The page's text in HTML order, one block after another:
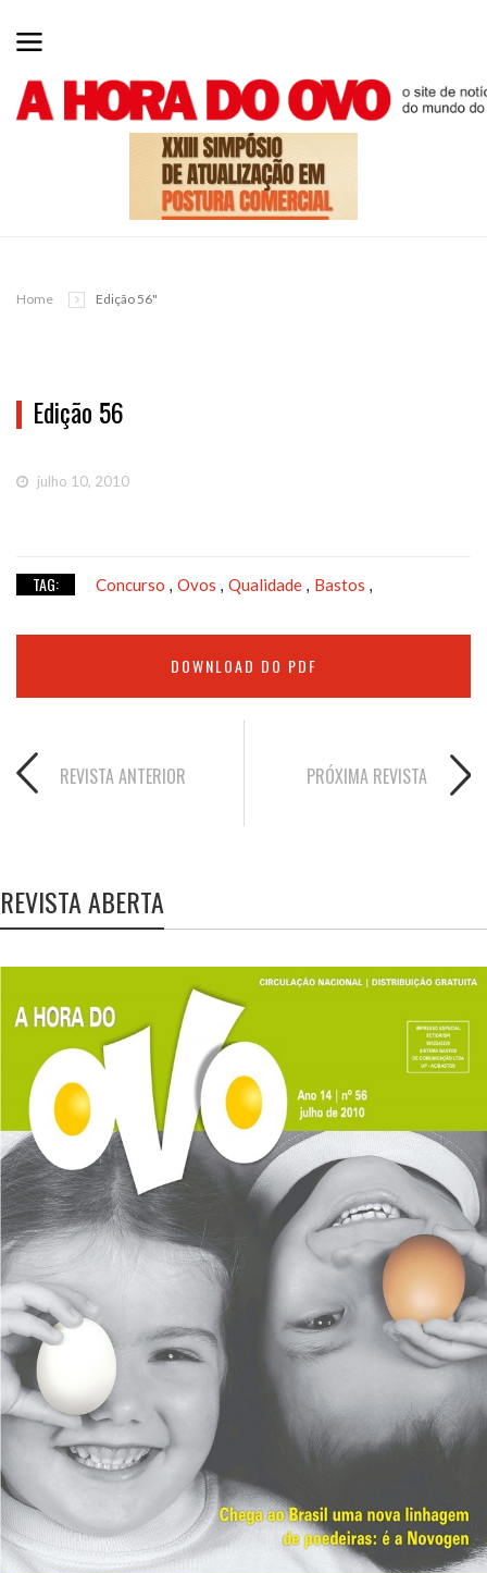
Home Edição 56"
Edição 56
julho 10, 2010
TAG: Concurso , Ovos , Qualidade , Bastos ,
DOWNLOAD DO PDF
REVISTA ANTERIOR PRÓXIMA REVISTA
REVISTA ABERTA